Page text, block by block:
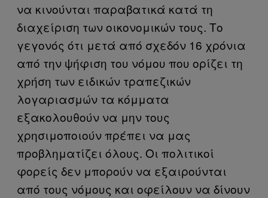
να κινούνται παραβατικά κατά τη
διαχείριση των οικονομικών τους. Το
γεγονός ότι μετά από σχεδόν 16 χρόνια
από την ψήφιση του νόμου που ορίζει τη
χρήση των ειδικών τραπεζικών
λογαριασμών τα κόμματα
εξακολουθούν να μην τους
χρησιμοποιούν πρέπει να μας
προβληματίζει όλους. Οι πολιτικοί
φορείς δεν μπορούν να εξαιρούνται
από τους νόμους και οφείλουν να δίνουν